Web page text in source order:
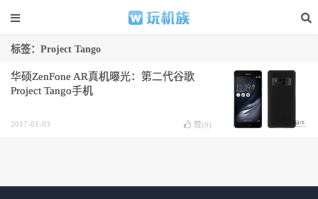
标签：Project Tango
华硕ZenFone AR真机曝光：第二代谷歌
Project Tango手机
2017-01-03 赞(0)